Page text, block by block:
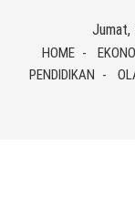
content
Jumat,
HOME
PENDIDIKAN